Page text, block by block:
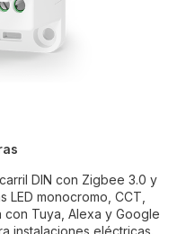
DIN con Zigbee 3.0 y
LED monocromo, CCT,
con Tuya, Alexa y Google
instalaciones eléctricas.